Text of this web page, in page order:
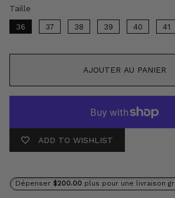
Taille
36 37 38 39 40 41
AJOUTER AU PANIER
ADD TO WISHLIST
Dépenser $200.00 plus pour une livraison